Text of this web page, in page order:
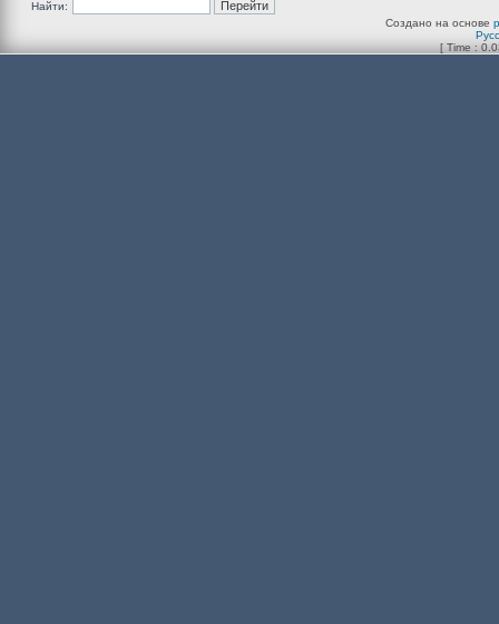
Найти:
Создано на основе
[ Time :